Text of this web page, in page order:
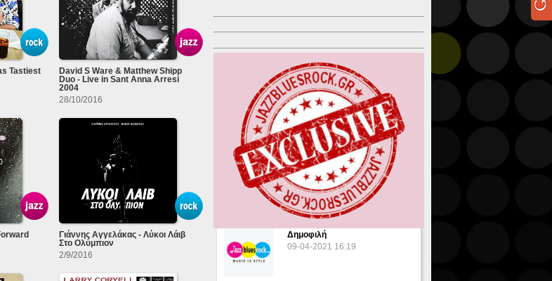
Tastiest
David S Ware & Matthew Shipp
Duo - Live in Sant Anna Arresi
2004
28/10/2016
Γιάννης Αγγελάκας - Λύκοι Λάιβ
Στο Ολύμπιον
2/9/2016
ΔΗΜΟΦΙΛΗ ΘΕΜΑΤΑ
Δημοφιλή
09-04-2021 16:19